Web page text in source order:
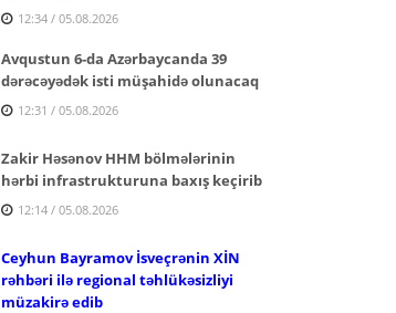
12:34 / 05.08.2026
Avqustun 6-da Azərbaycanda 39
dərəcəyədək isti müşahidə olunacaq
12:31 / 05.08.2026
Zakir Həsənov HHM bölmələrinin
hərbi infrastrukturuna baxış keçirib
12:14 / 05.08.2026
Ceyhun Bayramov İsveçrənin XİN
rəhbəri ilə regional təhlükəsizliyi
müzakirə edib